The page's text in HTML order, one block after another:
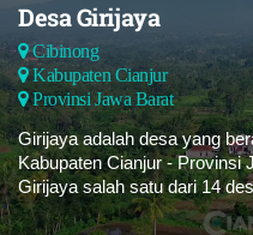
Desa Girijaya
Cibinong
Kabupaten Cianjur
Provinsi Jawa Barat
Girijaya adalah desa yang
Kabupaten Cianjur - Provinsi
Girijaya salah satu dari 14